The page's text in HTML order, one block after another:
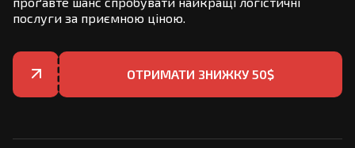
послуги за приємною ціною.
ОТРИМАТИ ЗНИЖКУ 50$